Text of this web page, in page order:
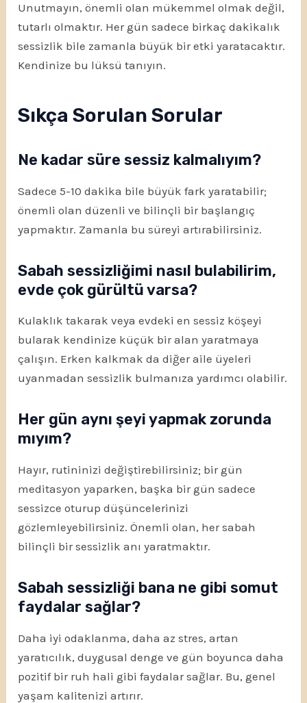
Unutmayın, önemli olan mükemmel olmak değil,
tutarlı olmaktır. Her gün sadece birkaç dakikalık
sessizlik bile zamanla büyük bir etki yaratacaktır.
Kendinize bu lüksü tanıyın.
Sıkça Sorulan Sorular
Ne kadar süre sessiz kalmalıyım?
Sadece 5-10 dakika bile büyük fark yaratabilir;
önemli olan düzenli ve bilinçli bir başlangıç
yapmaktır. Zamanla bu süreyi artırabilirsiniz.
Sabah sessizliğimi nasıl bulabilirim,
evde çok gürültü varsa?
Kulaklık takarak veya evdeki en sessiz köşeyi
bularak kendinize küçük bir alan yaratmaya
çalışın. Erken kalkmak da diğer aile üyeleri
uyanmadan sessizlik bulmanıza yardımcı olabilir.
Her gün aynı şeyi yapmak zorunda
mıyım?
Hayır, rutininizi değiştirebilirsiniz; bir gün
meditasyon yaparken, başka bir gün sadece
sessizce oturup düşüncelerinizi
gözlemleyebilirsiniz. Önemli olan, her sabah
bilinçli bir sessizlik anı yaratmaktır.
Sabah sessizliği bana ne gibi somut
faydalar sağlar?
Daha iyi odaklanma, daha az stres, artan
yaratıcılık, duygusal denge ve gün boyunca daha
pozitif bir ruh hali gibi faydalar sağlar. Bu, genel
yaşam kalitenizi artırır.